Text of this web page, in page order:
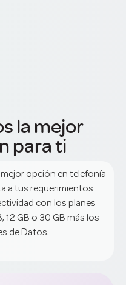
la mejor
para ti
mejor opción en telefonía
a tus requerimientos
con los planes
12 GB o 30 GB más los
de Datos.